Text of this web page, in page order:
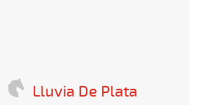
Lluvia De Plata